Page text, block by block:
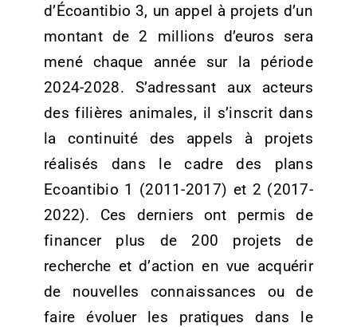
d’Écoantibio 3, un appel à projets d’un
montant de 2 millions d’euros sera
mené chaque année sur la période
2024-2028. S’adressant aux acteurs
des filières animales, il s’inscrit dans
la continuité des appels à projets
réalisés dans le cadre des plans
Ecoantibio 1 (2011-2017) et 2 (2017-
2022). Ces derniers ont permis de
financer plus de 200 projets de
recherche et d’action en vue acquérir
de nouvelles connaissances ou de
faire évoluer les pratiques dans le